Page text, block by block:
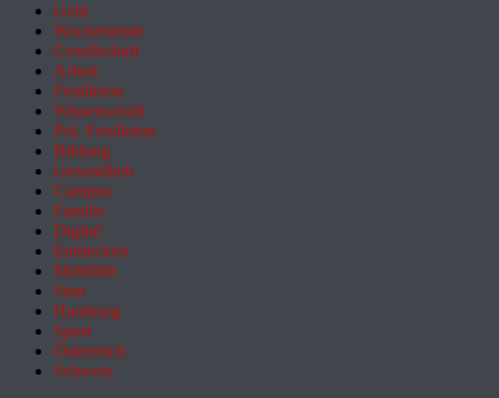
Geld
Wochenende
Gesellschaft
Arbeit
Feuilleton
Wissenschaft
Pol. Feuilleton
Bildung
Gesundheit
Campus
Familie
Digital
Entdecken
Mobilität
Sinn
Hamburg
Sport
Österreich
Schweiz